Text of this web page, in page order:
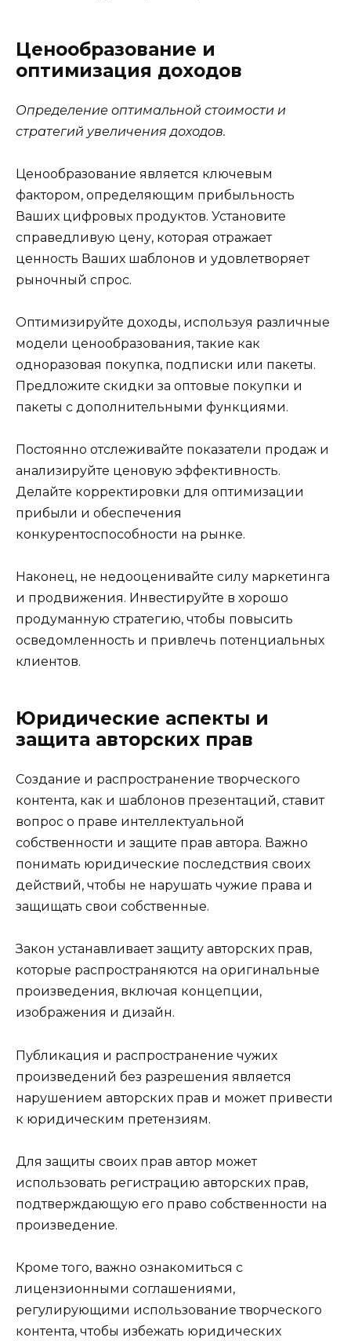
Ценообразование и
оптимизация доходов
Определение оптимальной стоимости и
стратегий увеличения доходов.
Ценообразование является ключевым
фактором, определяющим прибыльность
Ваших цифровых продуктов. Установите
справедливую цену, которая отражает
ценность Ваших шаблонов и удовлетворяет
рыночный спрос.
Оптимизируйте доходы, используя различные
модели ценообразования, такие как
одноразовая покупка, подписки или пакеты.
Предложите скидки за оптовые покупки и
пакеты с дополнительными функциями.
Постоянно отслеживайте показатели продаж и
анализируйте ценовую эффективность.
Делайте корректировки для оптимизации
прибыли и обеспечения
конкурентоспособности на рынке.
Наконец, не недооценивайте силу маркетинга
и продвижения. Инвестируйте в хорошо
продуманную стратегию, чтобы повысить
осведомленность и привлечь потенциальных
клиентов.
Юридические аспекты и
защита авторских прав
Создание и распространение творческого
контента, как и шаблонов презентаций, ставит
вопрос о праве интеллектуальной
собственности и защите прав автора. Важно
понимать юридические последствия своих
действий, чтобы не нарушать чужие права и
защищать свои собственные.
Закон устанавливает защиту авторских прав,
которые распространяются на оригинальные
произведения, включая концепции,
изображения и дизайн.
Публикация и распространение чужих
произведений без разрешения является
нарушением авторских прав и может привести
к юридическим претензиям.
Для защиты своих прав автор может
использовать регистрацию авторских прав,
подтверждающую его право собственности на
произведение.
Кроме того, важно ознакомиться с
лицензионными соглашениями,
регулирующими использование творческого
контента, чтобы избежать юридических